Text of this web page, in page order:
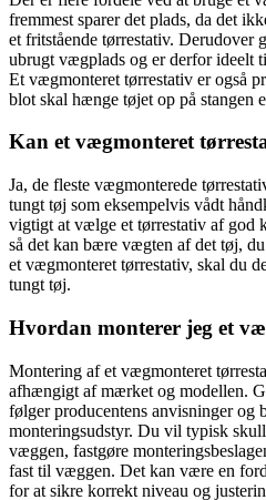
fremmest sparer det plads, da det
et fritstående tørrestativ. Derudover
ubrugt vægplads og er derfor ideelt
Et vægmonteret tørrestativ er også
blot skal hænge tøjet op på stangen
Kan et vægmonteret
Ja, de fleste vægmonterede
tungt tøj som eksempelvis vådt
vigtigt at vælge et tørrestativ af god
så det kan bære vægten af det tøj,
et vægmonteret tørrestativ, skal du
tungt tøj.
Hvordan monterer jeg et
Montering af et vægmonteret
afhængigt af mærket og modellen.
følger producentens anvisninger og
monteringsudstyr. Du vil typisk
væggen, fastgøre
fast til væggen. Det kan være en
for at sikre korrekt niveau og